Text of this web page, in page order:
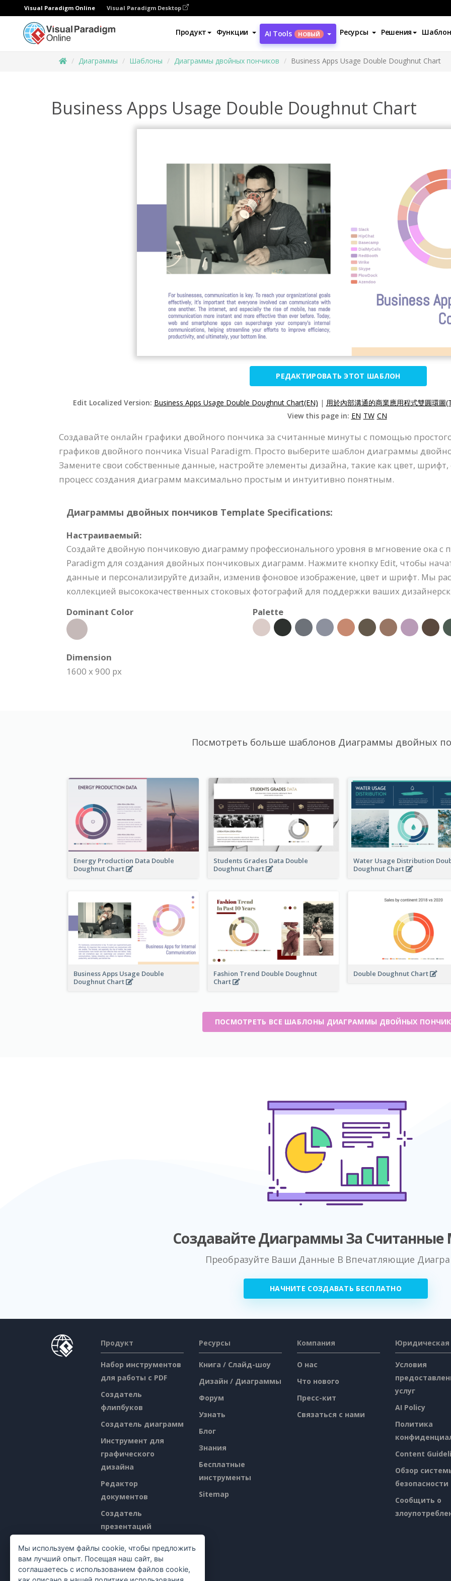
Visual Paradigm Online Visual Paradigm Desktop
Продукт Функции AI Tools НОВЫЙ Ресурсы Решения
Диаграммы Шаблоны Диаграммы двойных пончиков Business Apps Usage Double Doughnut Chart
Business Apps Usage Double Doughnut Chart
РЕДАКТИРОВАТЬ ЭТОТ ШАБЛОН
Edit Localized Version: Business Apps Usage Double Doughnut Chart(EN) | 用於內部溝通的商業應用程式雙圓環圖
View this page in: EN TW CN
Создавайте онлайн графики двойного пончика за считанные минуты с помощью
графиков двойного пончика Visual Paradigm. Просто выберите шаблон диаграммы
Замените свои собственные данные, настройте элементы дизайна, такие как цвет,
процесс создания диаграмм максимально простым и интуитивно понятным.
Диаграммы двойных пончиков Template Specifications:
Настраиваемый:
Создайте двойную пончиковую диаграмму профессионального уровня в мгновение ока
Paradigm для создания двойных пончиковых диаграмм. Нажмите кнопку Edit, чтобы
данные и персонализируйте дизайн, изменив фоновое изображение, цвет и шрифт. Мы
коллекцией высококачественных стоковых фотографий для поддержки ваших
Dominant Color
Palette
Dimension
1600 x 900 px
Посмотреть больше шаблонов Диаграммы двойных
Energy Production Data Double
Doughnut Chart
Students Grades Data Double
Doughnut Chart
Water Usage Distribution
Doughnut Chart
Business Apps Usage Double
Doughnut Chart
Fashion Trend Double Doughnut
Chart
Double Doughnut Chart
ПОСМОТРЕТЬ ВСЕ ШАБЛОНЫ ДИАГРАММЫ ДВОЙНЫХ
Создавайте Диаграммы За
Преобразуйте Ваши Данные В Впечатляющие
НАЧНИТЕ СОЗДАВАТЬ БЕСПЛАТНО
Продукт
Набор инструментов
для работы с PDF
Создатель
флипбуков
Создатель диаграмм
Инструмент для
графического
дизайна
Редактор
документов
Создатель
презентаций
Редактор
электронных таблиц
Ценообразование
Ресурсы
Книга / Слайд-шоу
Дизайн / Диаграммы
Форум
Узнать
Блог
Знания
Бесплатные
инструменты
Sitemap
Компания
О нас
Что нового
Пресс-кит
Связаться с нами
Юридическая
Условия
услуг
AI Policy
Политика
Content
Обзор
безопасности
Сообщить о
Мы используем файлы cookie, чтобы предложить
вам лучший опыт. Посещая наш сайт, вы
соглашаетесь с использованием файлов cookie,